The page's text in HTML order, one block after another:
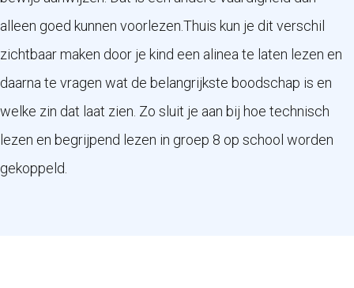
alleen goed kunnen voorlezen.Thuis kun je dit verschil
zichtbaar maken door je kind een alinea te laten lezen en
daarna te vragen wat de belangrijkste boodschap is en
welke zin dat laat zien. Zo sluit je aan bij hoe technisch
lezen en begrijpend lezen in groep 8 op school worden
gekoppeld.